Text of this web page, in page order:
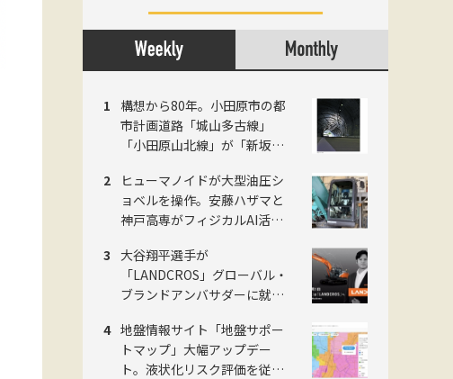
構想から80年。小田原市の都
市計画道路「城山多古線」
「小田原山北線」が「新坂下
地域の南北軸に
ヒューマノイドが大型油圧シ
ョベルを操作。安藤ハザマと
神戸高専がフィジカルAI活用
大谷翔平選手が
「LANDCROS」グローバル・
ブランドアンバサダーに就
表会をお台場で開催
地盤情報サイト「地盤サポー
トマップ」大幅アップデー
ト。液状化リスク評価を従来4